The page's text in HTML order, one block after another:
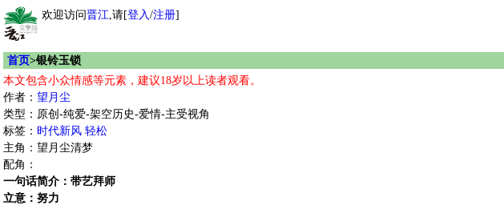
欢迎访问晋江,请[登入/注册]
首页>银铃玉锁
本文包含小众情感等元素，建议18岁以上读者观看。
作者： 望月尘
类型：原创-纯爱-架空历史-爱情-主受视角
标签： 时代新风 轻松
主角：望月尘清梦
配角：
一句话简介：带艺拜师
立意：努力